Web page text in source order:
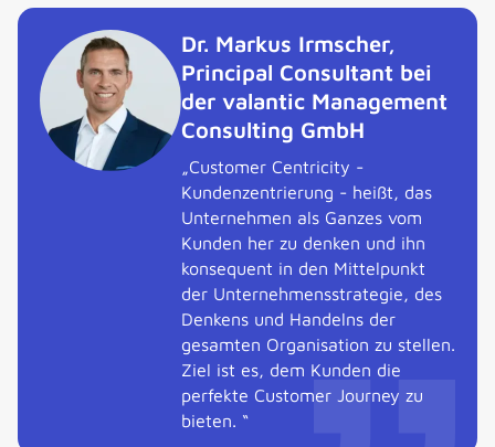
Dr. Markus Irmscher,
Principal Consultant bei
der valantic Management
Consulting GmbH
„Customer Centricity -
Kundenzentrierung - heißt, das
Unternehmen als Ganzes vom
Kunden her zu denken und ihn
konsequent in den Mittelpunkt
der Unternehmensstrategie, des
Denkens und Handelns der
gesamten Organisation zu stellen.
Ziel ist es, dem Kunden die
perfekte Customer Journey zu
bieten. “